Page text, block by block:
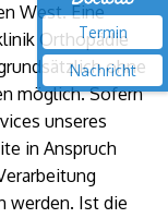
West. Eine
Orthopädie
ohne
möglich. Sofern
unseres
in Anspruch
werden. Ist die
Termin
Nachricht